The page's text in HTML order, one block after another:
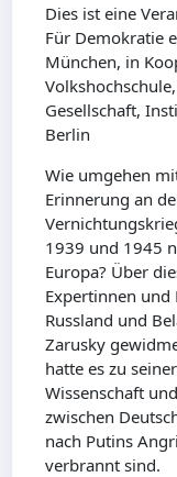
Dies ist eine
Für Demokratie
München, in
Gesellschaft,
Berlin
Wie umgehen
Erinnerung an
1939 und 1945
Europa? Über
Expertinnen und
Russland und
Zarusky
hatte es zu
Wissenschaft
zwischen
nach Putins
verbrannt sind.